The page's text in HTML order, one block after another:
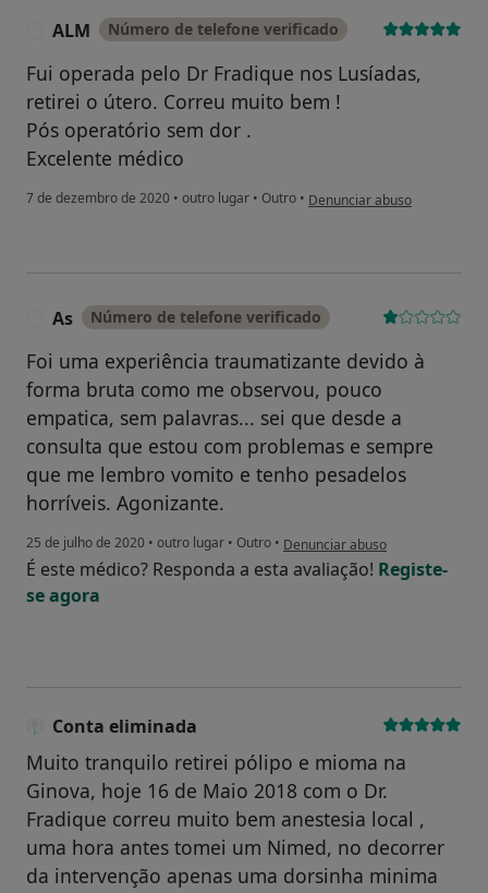
ALM Número de telefone verificado
Fui operada pelo Dr Fradique nos Lusíadas,
retirei o útero. Correu muito bem !
Pós operatório sem dor .
Excelente médico
7 de dezembro de 2020 • outro lugar • Outro • na opinião do utilizador ALM
Denunciar abuso
As Número de telefone verificado
Foi uma experiência traumatizante devido à
forma bruta como me observou, pouco
empatica, sem palavras... sei que desde a
consulta que estou com problemas e sempre
que me lembro vomito e tenho pesadelos
horríveis. Agonizante.
25 de julho de 2020 • outro lugar • Outro • na opinião do utilizador As
Denunciar abuso
É este médico? Responda a esta avaliação! Registe-
se agora
Conta eliminada
Muito tranquilo retirei pólipo e mioma na
Ginova, hoje 16 de Maio 2018 com o Dr.
Fradique correu muito bem anestesia local ,
uma hora antes tomei um Nimed, no decorrer
da intervenção apenas uma dorsinha minima